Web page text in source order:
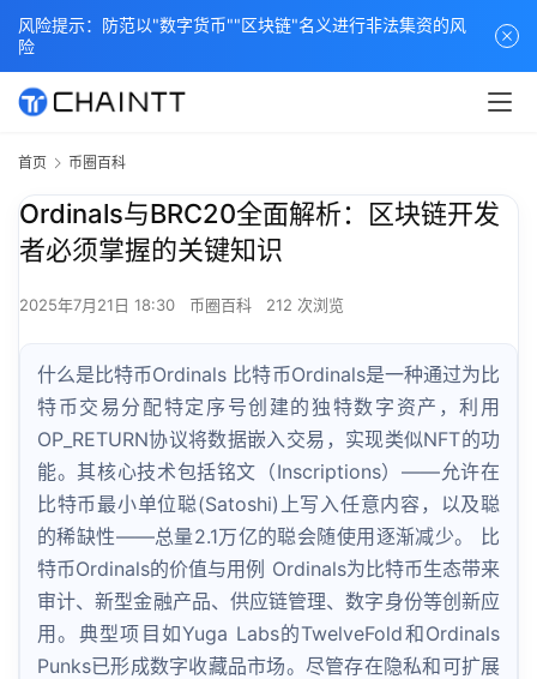
首页 币圈百科
Ordinals与BRC20全面解析：区块链开发
者必须掌握的关键知识
2025年7月21日 18:30 币圈百科 212 次浏览
什么是比特币Ordinals 比特币Ordinals是一种通过为比
特币交易分配特定序号创建的独特数字资产，利用
OP_RETURN协议将数据嵌入交易，实现类似NFT的功
能。其核心技术包括铭文（Inscriptions）——允许在
比特币最小单位聪(Satoshi)上写入任意内容，以及聪
的稀缺性——总量2.1万亿的聪会随使用逐渐减少。 比
特币Ordinals的价值与用例 Ordinals为比特币生态带来
审计、新型金融产品、供应链管理、数字身份等创新应
用。典型项目如Yuga Labs的TwelveFold和Ordinals
Punks已形成数字收藏品市场。尽管存在隐私和可扩展
风险提示：防范以"数字货币""区块链"名义进行非法集资的风
险